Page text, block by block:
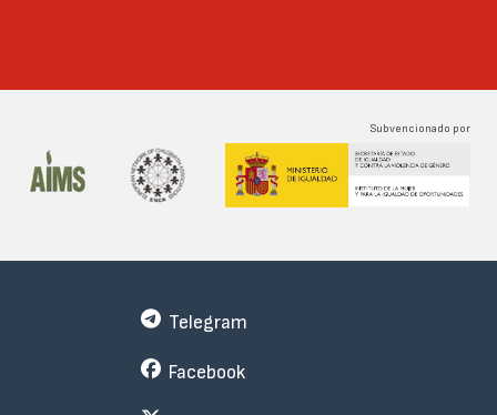
Subvencionado por
Telegram
Facebook